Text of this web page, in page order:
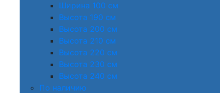
Ширина 100 см
Высота 190 см
Высота 200 см
Высота 210 см
Высота 220 см
Высота 230 см
Высота 240 см
По наличию